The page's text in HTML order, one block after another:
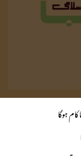
ہوگا